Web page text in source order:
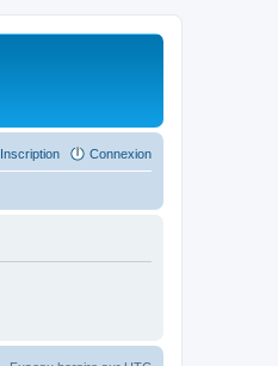
Connexion
Inscription